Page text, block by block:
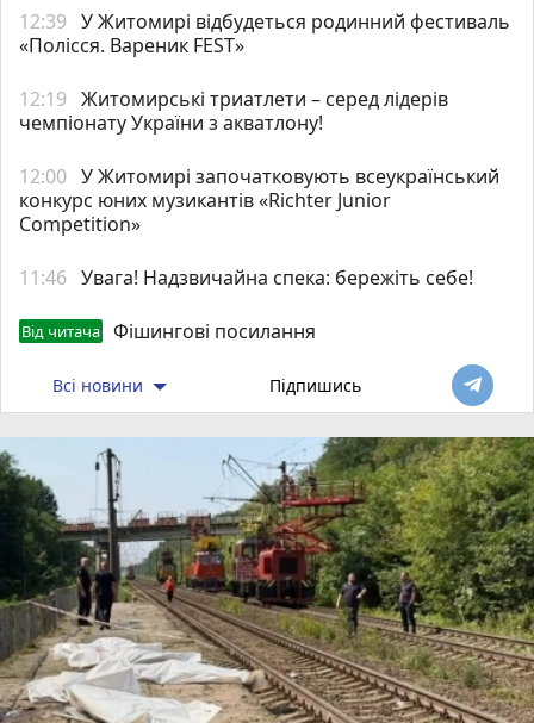
12:39 У Житомирі відбудеться родинний фестиваль
«Полісся. Вареник FEST»
12:19 Житомирські триатлети – серед лідерів
чемпіонату України з акватлону!
12:00 У Житомирі започатковують всеукраїнський
конкурс юних музикантів «Richter Junior
Competition»
11:46 Увага! Надзвичайна спека: бережіть себе!
Від читача Фішингові посилання
Всі новини Підпишись